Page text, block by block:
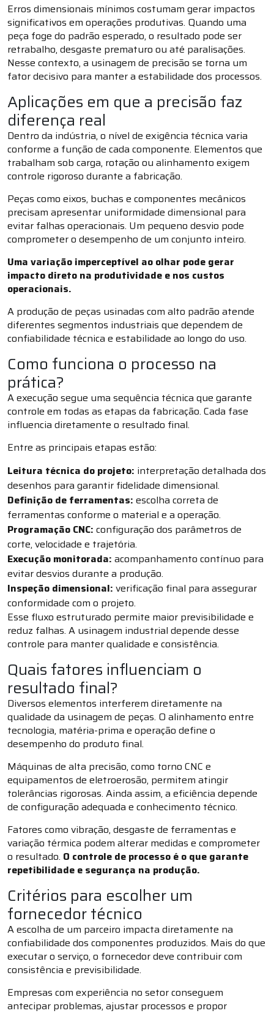
Erros dimensionais mínimos costumam gerar impactos
significativos em operações produtivas. Quando uma
peça foge do padrão esperado, o resultado pode ser
retrabalho, desgaste prematuro ou até paralisações.
Nesse contexto, a usinagem de precisão se torna um
fator decisivo para manter a estabilidade dos processos.
Aplicações em que a precisão faz
diferença real
Dentro da indústria, o nível de exigência técnica varia
conforme a função de cada componente. Elementos que
trabalham sob carga, rotação ou alinhamento exigem
controle rigoroso durante a fabricação.
Peças como eixos, buchas e componentes mecânicos
precisam apresentar uniformidade dimensional para
evitar falhas operacionais. Um pequeno desvio pode
comprometer o desempenho de um conjunto inteiro.
Uma variação imperceptível ao olhar pode gerar
impacto direto na produtividade e nos custos
operacionais.
A produção de peças usinadas com alto padrão atende
diferentes segmentos industriais que dependem de
confiabilidade técnica e estabilidade ao longo do uso.
Como funciona o processo na
prática?
A execução segue uma sequência técnica que garante
controle em todas as etapas da fabricação. Cada fase
influencia diretamente o resultado final.
Entre as principais etapas estão:
Leitura técnica do projeto: interpretação detalhada dos
desenhos para garantir fidelidade dimensional.
Definição de ferramentas: escolha correta de
ferramentas conforme o material e a operação.
Programação CNC: configuração dos parâmetros de
corte, velocidade e trajetória.
Execução monitorada: acompanhamento contínuo para
evitar desvios durante a produção.
Inspeção dimensional: verificação final para assegurar
conformidade com o projeto.
Esse fluxo estruturado permite maior previsibilidade e
reduz falhas. A usinagem industrial depende desse
controle para manter qualidade e consistência.
Quais fatores influenciam o
resultado final?
Diversos elementos interferem diretamente na
qualidade da usinagem de peças. O alinhamento entre
tecnologia, matéria-prima e operação define o
desempenho do produto final.
Máquinas de alta precisão, como torno CNC e
equipamentos de eletroerosão, permitem atingir
tolerâncias rigorosas. Ainda assim, a eficiência depende
de configuração adequada e conhecimento técnico.
Fatores como vibração, desgaste de ferramentas e
variação térmica podem alterar medidas e comprometer
o resultado. O controle de processo é o que garante
repetibilidade e segurança na produção.
Critérios para escolher um
fornecedor técnico
A escolha de um parceiro impacta diretamente na
confiabilidade dos componentes produzidos. Mais do que
executar o serviço, o fornecedor deve contribuir com
consistência e previsibilidade.
Empresas com experiência no setor conseguem
antecipar problemas, ajustar processos e propor